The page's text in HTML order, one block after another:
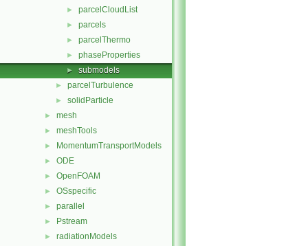
► parcelCloudList
► parcels
► parcelThermo
► phaseProperties
► submodels
► parcelTurbulence
► solidParticle
► mesh
► meshTools
► MomentumTransportModels
► ODE
► OpenFOAM
► OSspecific
► parallel
► Pstream
► radiationModels